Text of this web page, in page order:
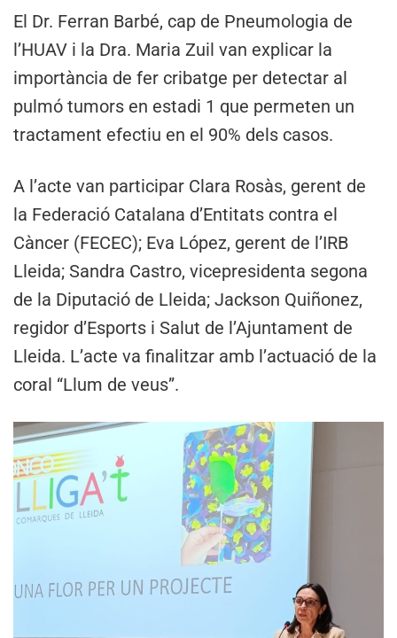
El Dr. Ferran Barbé, cap de Pneumologia de
l’HUAV i la Dra. Maria Zuil van explicar la
importància de fer cribatge per detectar al
pulmó tumors en estadi 1 que permeten un
tractament efectiu en el 90% dels casos.
A l’acte van participar Clara Rosàs, gerent de
la Federació Catalana d’Entitats contra el
Càncer (FECEC); Eva López, gerent de l’IRB
Lleida; Sandra Castro, vicepresidenta segona
de la Diputació de Lleida; Jackson Quiñonez,
regidor d’Esports i Salut de l’Ajuntament de
Lleida. L’acte va finalitzar amb l’actuació de la
coral “Llum de veus”.